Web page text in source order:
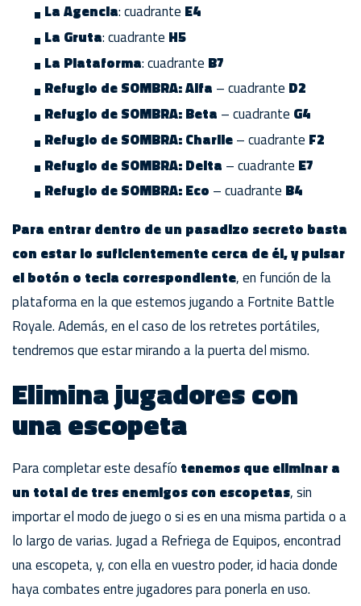
La Agencia: cuadrante E4
La Gruta: cuadrante H5
La Plataforma: cuadrante B7
Refugio de SOMBRA: Alfa – cuadrante D2
Refugio de SOMBRA: Beta – cuadrante G4
Refugio de SOMBRA: Charlie– cuadrante F2
Refugio de SOMBRA: Delta – cuadrante E7
Refugio de SOMBRA: Eco – cuadrante B4
Para entrar dentro de un pasadizo secreto basta
con estar lo suficientemente cerca de él, y pulsar
el botón o tecla correspondiente, en función de la
plataforma en la que estemos jugando a Fortnite Battle
Royale. Además, en el caso de los retretes portátiles,
tendremos que estar mirando a la puerta del mismo.
Elimina jugadores con
una escopeta
Para completar este desafío tenemos que eliminar a
un total de tres enemigos con escopetas, sin
importar el modo de juego o si es en una misma partida o a
lo largo de varias. Jugad a Refriega de Equipos, encontrad
una escopeta, y, con ella en vuestro poder, id hacia donde
haya combates entre jugadores para ponerla en uso.